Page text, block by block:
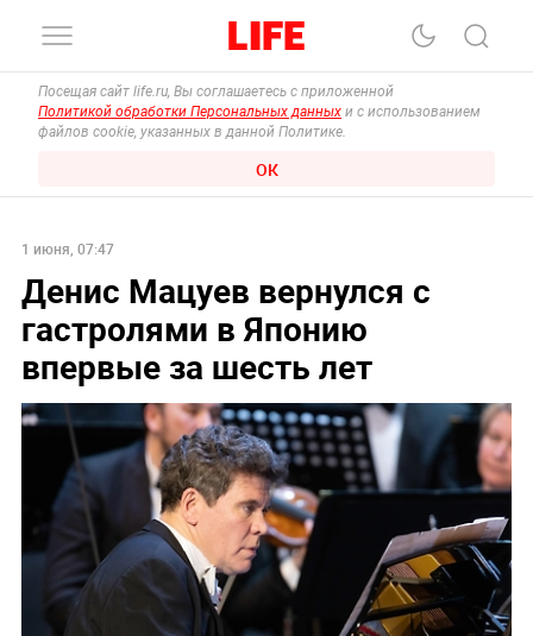
Посещая сайт life.ru, Вы соглашаетесь с приложенной
Политикой обработки Персональных данных и с использованием
файлов cookie, указанных в данной Политике.
ОК
1 июня, 07:47
Денис Мацуев вернулся с
гастролями в Японию
впервые за шесть лет